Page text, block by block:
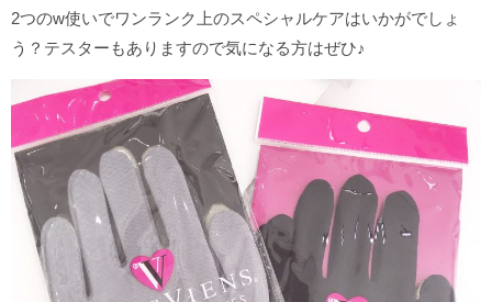
2つのw使いでワンランク上のスペシャルケアはいかがでしょ
う？テスターもありますので気になる方はぜひ♪